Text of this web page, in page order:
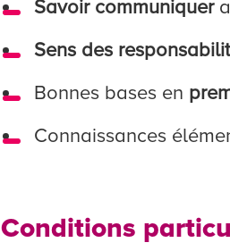
Savoir communiquer
Sens des
Bonnes bases en
Connaissances
Conditions